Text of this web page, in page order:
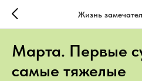
Жизнь
Марта. Первые
самые тяжелые